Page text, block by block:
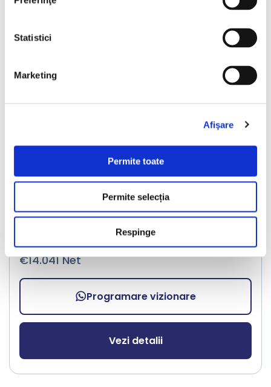
Statistici
Marketing
Afişare
Permite toate
Permite selecția
Respinge
Hibrid 256 HP
Bucuresti Odaii
€14.041 Net
TVA inclus si Deductibil
Programare vizionare
Vezi detalii